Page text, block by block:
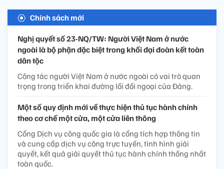
Chính sách mới
Nghị quyết số 23-NQ/TW: Người Việt Nam ở nước
ngoài là bộ phận đặc biệt trong khối đại đoàn kết toàn
dân tộc
Công tác người Việt Nam ở nước ngoài có vai trò quan
trọng trong triển khai đường lối đối ngoại của Đảng.
Một số quy định mới về thực hiện thủ tục hành chính
theo cơ chế một cửa, một cửa liên thông
Cổng Dịch vụ công quốc gia là cổng tích hợp thông tin
và cung cấp dịch vụ công trực tuyến, tình hình giải
quyết, kết quả giải quyết thủ tục hành chính thống nhất
toàn quốc.